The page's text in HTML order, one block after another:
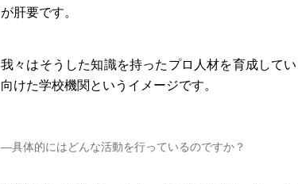
が肝要です。
我々はそうした知識を持ったプロ人材を育成して
向けた学校機関というイメージです。
―具体的にはどんな活動を行っているのですか？